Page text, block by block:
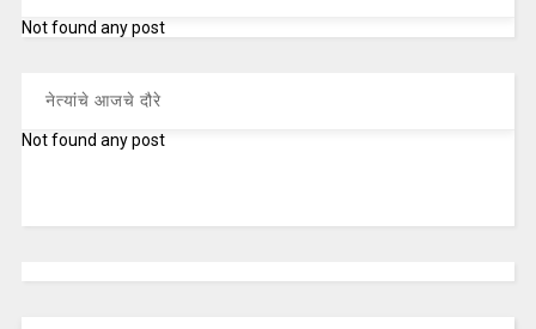
Not found any post
नेत्यांचे आजचे दौरे
Not found any post